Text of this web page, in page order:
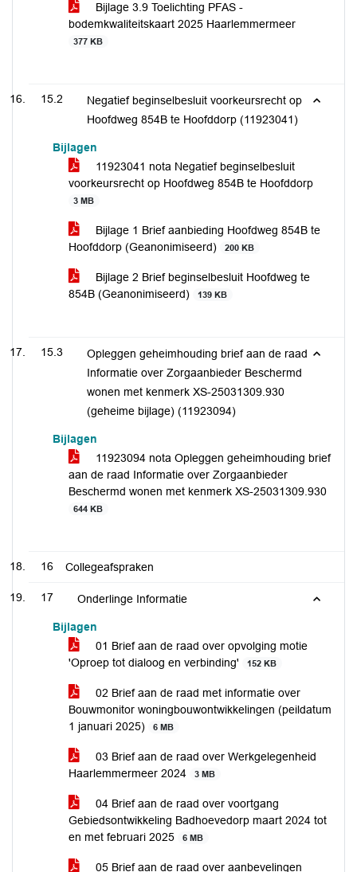
Bijlage 3.9 Toelichting PFAS -
bodemkwaliteitskaart 2025 Haarlemmermeer
377 KB
15.2
Negatief beginselbesluit voorkeursrecht op
Hoofdweg 854B te Hoofddorp (11923041)
Bijlagen
11923041 nota Negatief beginselbesluit
voorkeursrecht op Hoofdweg 854B te Hoofddorp
3 MB
Bijlage 1 Brief aanbieding Hoofdweg 854B te
Hoofddorp (Geanonimiseerd)
200 KB
Bijlage 2 Brief beginselbesluit Hoofdweg te
854B (Geanonimiseerd)
139 KB
15.3
Opleggen geheimhouding brief aan de raad
Informatie over Zorgaanbieder Beschermd
wonen met kenmerk XS-25031309.930
(geheime bijlage) (11923094)
Bijlagen
11923094 nota Opleggen geheimhouding brief
aan de raad Informatie over Zorgaanbieder
Beschermd wonen met kenmerk XS-25031309.930
644 KB
16 Collegeafspraken
17 Onderlinge Informatie
Bijlagen
01 Brief aan de raad over opvolging motie
'Oproep tot dialoog en verbinding'
152 KB
02 Brief aan de raad met informatie over
Bouwmonitor woningbouwontwikkelingen (peildatum
1 januari 2025)
6 MB
03 Brief aan de raad over Werkgelegenheid
Haarlemmermeer 2024
3 MB
04 Brief aan de raad over voortgang
Gebiedsontwikkeling Badhoevedorp maart 2024 tot
en met februari 2025
6 MB
05 Brief aan de raad over aanbevelingen